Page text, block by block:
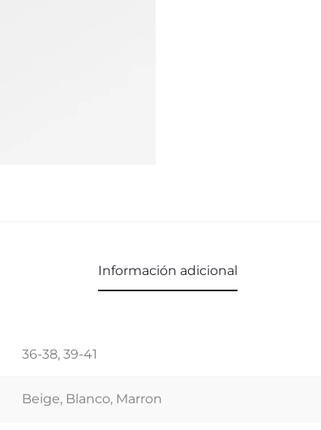
Información adicional
36-38, 39-41
Beige, Blanco, Marron